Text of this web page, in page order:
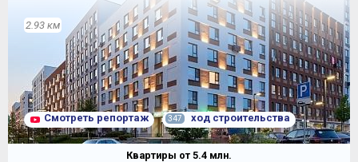
2.93 км
Смотреть репортаж 347 ход строительства
Квартиры от 5.4 млн.